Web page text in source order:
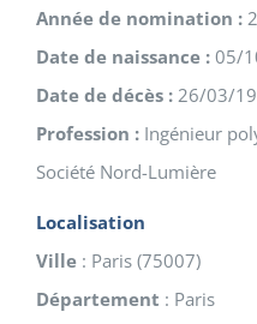
Année de nomination :
Date de naissance : 05/
Date de décès : 26/03/
Profession : Ingénieur
Société Nord-Lumière
Localisation
Ville : Paris (75007)
Département : Paris